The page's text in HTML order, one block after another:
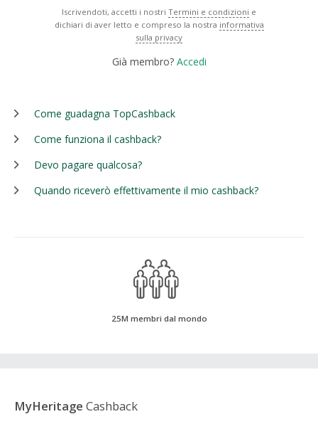
Iscrivendoti, accetti i nostri Termini e condizioni e
dichiari di aver letto e compreso la nostra informativa
sulla privacy
Già membro? Accedi
Come guadagna TopCashback
Come funziona il cashback?
Devo pagare qualcosa?
Quando riceverò effettivamente il mio cashback?
25M membri dal mondo
MyHeritage Cashback